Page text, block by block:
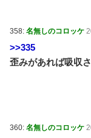
358: 名無しのコロッケ
>>335
歪みがあれば吸収
360: 名無しのコロッケ